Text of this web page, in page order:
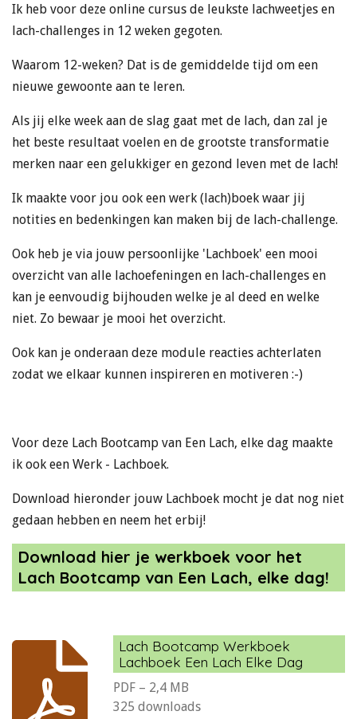
Ik heb voor deze online cursus de leukste lachweetjes en
lach-challenges in 12 weken gegoten.
Waarom 12-weken? Dat is de gemiddelde tijd om een
nieuwe gewoonte aan te leren.
Als jij elke week aan de slag gaat met de lach, dan zal je
het beste resultaat voelen en de grootste transformatie
merken naar een gelukkiger en gezond leven met de lach!
Ik maakte voor jou ook een werk (lach)boek waar jij
notities en bedenkingen kan maken bij de lach-challenge.
Ook heb je via jouw persoonlijke 'Lachboek' een mooi
overzicht van alle lachoefeningen en lach-challenges en
kan je eenvoudig bijhouden welke je al deed en welke
niet. Zo bewaar je mooi het overzicht.
Ook kan je onderaan deze module reacties achterlaten
zodat we elkaar kunnen inspireren en motiveren :-)
Voor deze Lach Bootcamp van Een Lach, elke dag maakte
ik ook een Werk - Lachboek.
Download hieronder jouw Lachboek mocht je dat nog niet
gedaan hebben en neem het erbij!
Download hier je werkboek voor het
Lach Bootcamp van Een Lach, elke dag!
Lach Bootcamp Werkboek
Lachboek Een Lach Elke Dag
PDF – 2,4 MB
325 downloads